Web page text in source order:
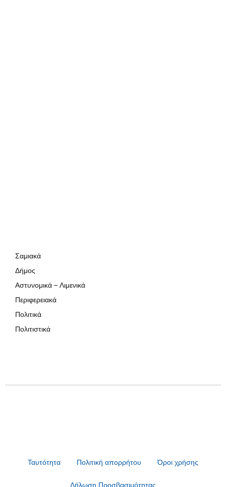
Σαμιακά
Δήμος
Αστυνομικά – Λιμενικά
Περιφερειακά
Πολιτικά
Πολιτιστικά
Ταυτότητα Πολιτική απορρήτου Όροι χρήσης
Δήλωση Προσβασιμότητας